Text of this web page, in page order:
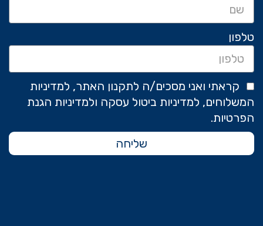
טלפון
קראתי ואני מסכים/ה לתקנון האתר, למדיניות
המשלוחים, למדיניות ביטול עסקה ולמדיניות הגנת
הפרטיות.
שליחה